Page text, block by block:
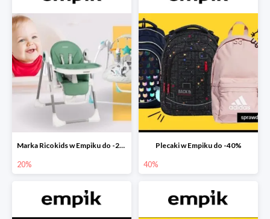
Marka Ricokids w Empiku do -20%
20%
Plecaki w Empiku do -40%
40%